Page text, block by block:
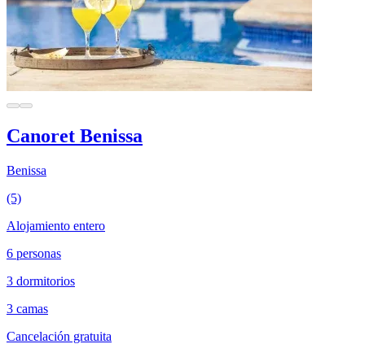
Canoret Benissa
Benissa
(5)
Alojamiento entero
6 personas
3 dormitorios
3 camas
Cancelación gratuita